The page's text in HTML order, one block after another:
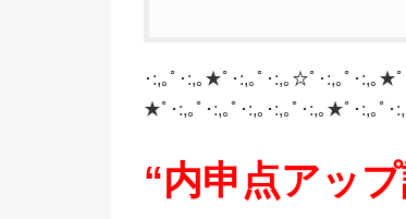
･:,｡ﾟ･:,｡★ﾟ･:,｡ﾟ･:,｡☆ﾟ･:,｡ﾟ･:,｡★
★ﾟ･:,｡ﾟ･:,｡ﾟ･:,｡･:,｡ﾟ･:,｡★ﾟ･:,｡ﾟ
“内申点アッ